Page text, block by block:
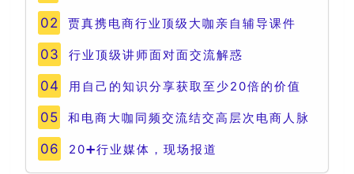
02 贾真携电商行业顶级大咖亲自辅导课件
03 行业顶级讲师面对面交流解惑
04 用自己的知识分享获取至少20倍的价值
05 和电商大咖同频交流结交高层次电商人脉
06 20➕行业媒体，现场报道